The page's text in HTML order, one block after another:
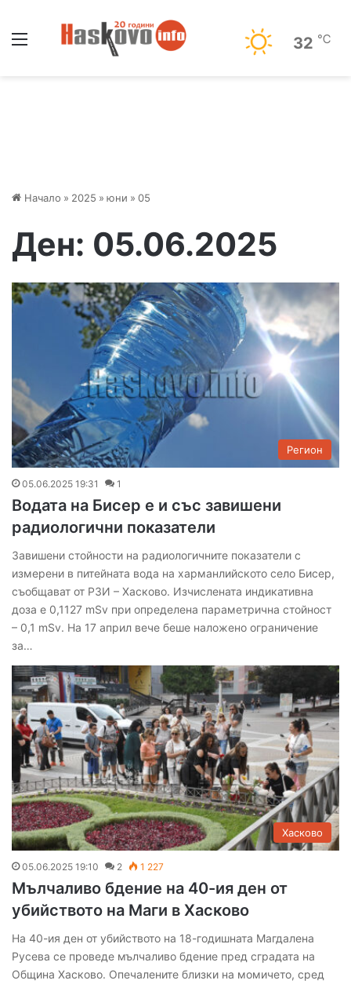
32 ℃
Начало » 2025 » юни » 05
Ден: 05.06.2025
Регион
05.06.2025 19:31 1
Водата на Бисер е и със завишени
радиологични показатели
Завишени стойности на радиологичните показатели с
измерени в питейната вода на харманлийското село Бисер,
съобщават от РЗИ – Хасково. Изчислената индикативна
доза е 0,1127 mSv при определена параметрична стойност
– 0,1 mSv. На 17 април вече беше наложено ограничение
за…
Хасково
05.06.2025 19:10 2 1 227
Мълчаливо бдение на 40-ия ден от
убийството на Маги в Хасково
На 40-ия ден от убийството на 18-годишната Магдалена
Русева се проведе мълчаливо бдение пред сградата на
Община Хасково. Опечалените близки на момичето, сред